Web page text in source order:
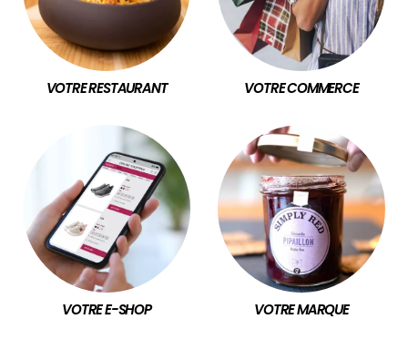
VOTRE RESTAURANT VOTRE COMMERCE
VOTRE E-SHOP VOTRE MARQUE